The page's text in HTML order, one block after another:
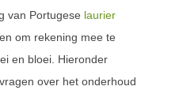
van Portugese laurier
om rekening mee te
en bloei. Hieronder
over het onderhoud